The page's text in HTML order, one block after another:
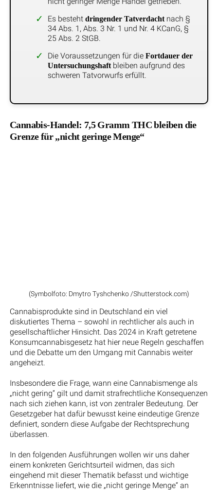
Es besteht dringender Tatverdachtnach §
34 Abs. 1, Abs. 3 Nr. 1 und Nr. 4 KCanG, §
25 Abs. 2 StGB.
Die Voraussetzungen für die Fortdauer der
Untersuchungshaftbleiben aufgrund des
schweren Tatvorwurfs erfüllt.
Cannabis-Handel: 7,5 Gramm THC bleiben die
Grenze für „nicht geringe Menge“
(Symbolfoto: Dmytro Tyshchenko /Shutterstock.com)
Cannabisprodukte sind in Deutschland ein viel
diskutiertes Thema – sowohl in rechtlicher als auch in
gesellschaftlicher Hinsicht. Das 2024 in Kraft getretene
Konsumcannabisgesetz hat hier neue Regeln geschaffen
und die Debatte um den Umgang mit Cannabis weiter
angeheizt.
Insbesondere die Frage, wann eine Cannabismenge als
„nicht gering“ gilt und damit strafrechtliche Konsequenzen
nach sich ziehen kann, ist von zentraler Bedeutung. Der
Gesetzgeber hat dafür bewusst keine eindeutige Grenze
definiert, sondern diese Aufgabe der Rechtsprechung
überlassen.
In den folgenden Ausführungen wollen wir uns daher
einem konkreten Gerichtsurteil widmen, das sich
eingehend mit dieser Thematik befasst und wichtige
Erkenntnisse liefert, wie die „nicht geringe Menge“ an